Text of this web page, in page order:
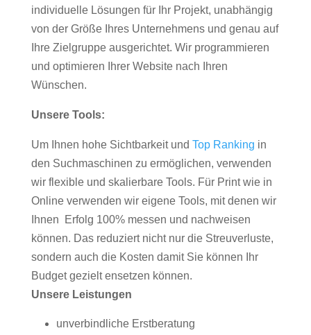
individuelle Lösungen für Ihr Projekt, unabhängig
von der Größe Ihres Unternehmens und genau auf
Ihre Zielgruppe ausgerichtet. Wir programmieren
und optimieren Ihrer Website nach Ihren
Wünschen.
Unsere Tools:
Um Ihnen hohe Sichtbarkeit und Top Ranking in
den Suchmaschinen zu ermöglichen, verwenden
wir flexible und skalierbare Tools. Für Print wie in
Online verwenden wir eigene Tools, mit denen wir
Ihnen Erfolg 100% messen und nachweisen
können. Das reduziert nicht nur die Streuverluste,
sondern auch die Kosten damit Sie können Ihr
Budget gezielt ensetzen können.
Unsere Leistungen
unverbindliche Erstberatung